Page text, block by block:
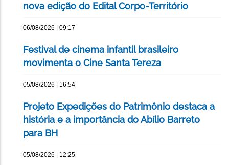
nova edição do Edital Corpo-Território
06/08/2026 | 09:17
Festival de cinema infantil brasileiro
movimenta o Cine Santa Tereza
05/08/2026 | 16:54
Projeto Expedições do Patrimônio destaca a
história e a importância do Abílio Barreto
para BH
05/08/2026 | 12:25